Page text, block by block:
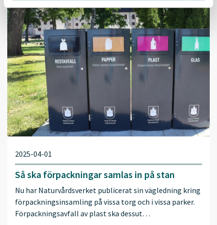
2025-04-01
Så ska förpackningar samlas in på stan
Nu har Naturvårdsverket publicerat sin vägledning kring
förpackningsinsamling på vissa torg och i vissa parker.
Förpackningsavfall av plast ska dessut…